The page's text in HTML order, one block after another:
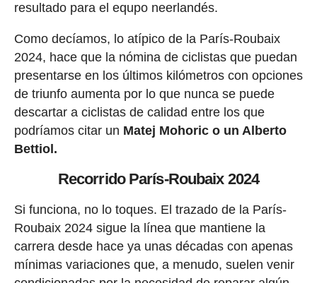
resultado para el equpo neerlandés.
Como decíamos, lo atípico de la París-Roubaix
2024, hace que la nómina de ciclistas que puedan
presentarse en los últimos kilómetros con opciones
de triunfo aumenta por lo que nunca se puede
descartar a ciclistas de calidad entre los que
podríamos citar un Matej Mohoric o un Alberto
Bettiol.
Recorrido París-Roubaix 2024
Si funciona, no lo toques. El trazado de la París-
Roubaix 2024 sigue la línea que mantiene la
carrera desde hace ya unas décadas con apenas
mínimas variaciones que, a menudo, suelen venir